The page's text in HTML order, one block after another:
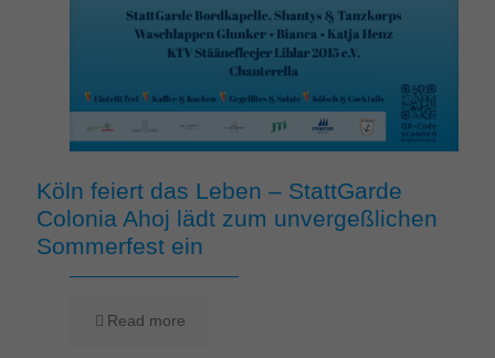
Köln feiert das Leben – StattGarde
Colonia Ahoj lädt zum unvergeßlichen
Sommerfest ein
Read more